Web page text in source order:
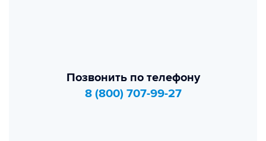
Позвонить по телефону
8 (800) 707-99-27